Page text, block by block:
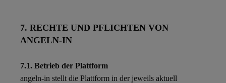
7. RECHTE UND PFLICHTEN VON
ANGELN-IN
7.1. Betrieb der Plattform
angeln-in stellt die Plattform in der jeweils aktuell